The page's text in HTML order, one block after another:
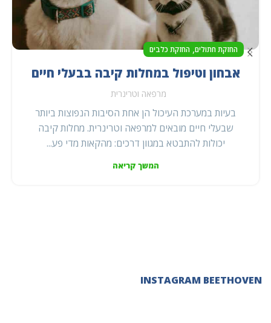
החזקת חתולים, החזקת כלבים
אבחון וטיפול במחלות קיבה בבעלי חיים
מרפאה וטרינרית
בעיות במערכת העיכול הן אחת הסיבות הנפוצות ביותר
שבעלי חיים מובאים למרפאה וטרינרית. מחלות קיבה
יכולות להתבטא במגוון דרכים: מהקאות מדי פע...
המשך קריאה
INSTAGRAM BEETHOVEN